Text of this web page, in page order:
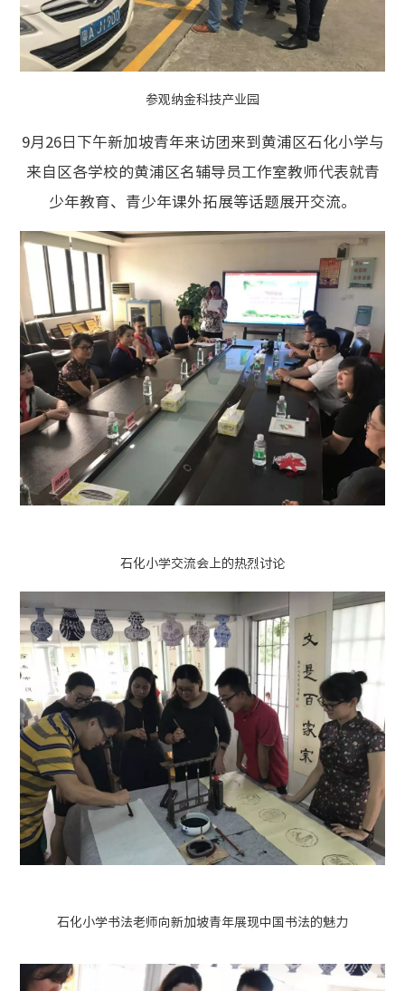
参观纳金科技产业园
9月26日下午新加坡青年来访团来到黄浦区石化小学与
来自区各学校的黄浦区名辅导员工作室教师代表就青
少年教育、青少年课外拓展等话题展开交流。
石化小学交流会上的热烈讨论
石化小学书法老师向新加坡青年展现中国书法的魅力